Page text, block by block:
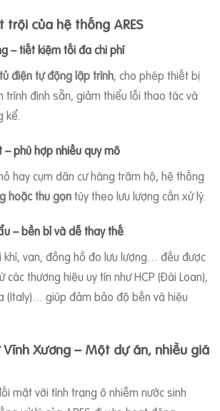
của hệ thống ARES
– tiết kiệm tối đa chi phí
tủ điện tự động lập trình, cho phép thiết bị
trình định sẵn, giảm thiểu lỗi thao tác và
kể.
– phù hợp nhiều quy mô
hay cụm dân cư hàng trăm hộ, hệ thống
hoặc thu gọntùy theo lưu lượng cần xử lý.
– bền bỉ và dễ thay thế
khí, van, đồng hồ đo lưu lượng… đều được
các thương hiệu uy tín như HCP (Đài Loan),
(Italy)… giúp đảm bảo độ bền và hiệu
Xương – Một dự án, nhiều giá
mặt với tình trạng ô nhiễm nước sinh